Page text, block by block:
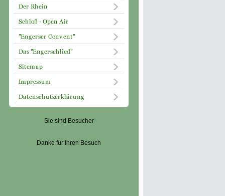
Sie sind Besucher
Danke für Ihren Besuch